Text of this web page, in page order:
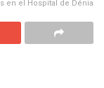
en el Hospital de Dénia